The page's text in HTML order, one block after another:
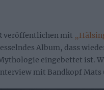
veröffentlichen mit
Album, dass
eingebettet ist.
mit Bandkopf Mats